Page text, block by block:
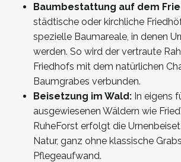
Baumbestattung auf dem
städtische oder kirchliche
spezielle Baumareale, in denen
werden. So wird der vertraute
Friedhofs mit dem natürlichen
Baumgrabes verbunden.
Beisetzung im Wald: In eigens
ausgewiesenen Wäldern wie
RuheForst erfolgt die
Natur, ganz ohne klassische
Pflegeaufwand.